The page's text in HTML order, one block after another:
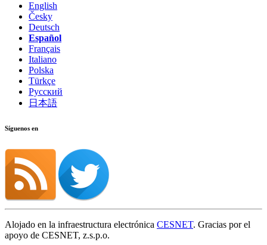
English
Česky
Deutsch
Español
Français
Italiano
Polska
Türkçe
Русский
日本語
Síguenos en
Alojado en la infraestructura electrónica CESNET. Gracias por el
apoyo de CESNET, z.s.p.o.